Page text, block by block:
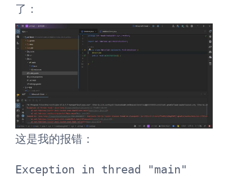
了：
这是我的报错：
Exception in thread "main"